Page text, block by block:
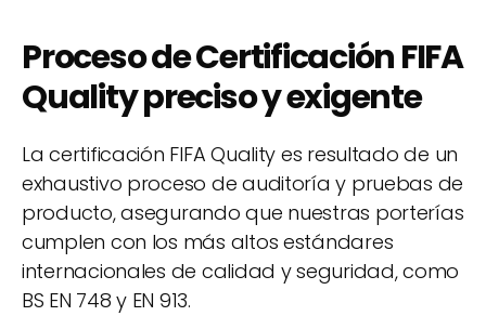
Proceso de Certificación FIFA
Qualitypreciso y exigente
La certificación FIFA Quality es resultado de un
exhaustivo proceso de auditoría y pruebas de
producto, asegurando que nuestras porterías
cumplen con los más altos estándares
internacionales de calidad y seguridad, como
BS EN 748 y EN 913.